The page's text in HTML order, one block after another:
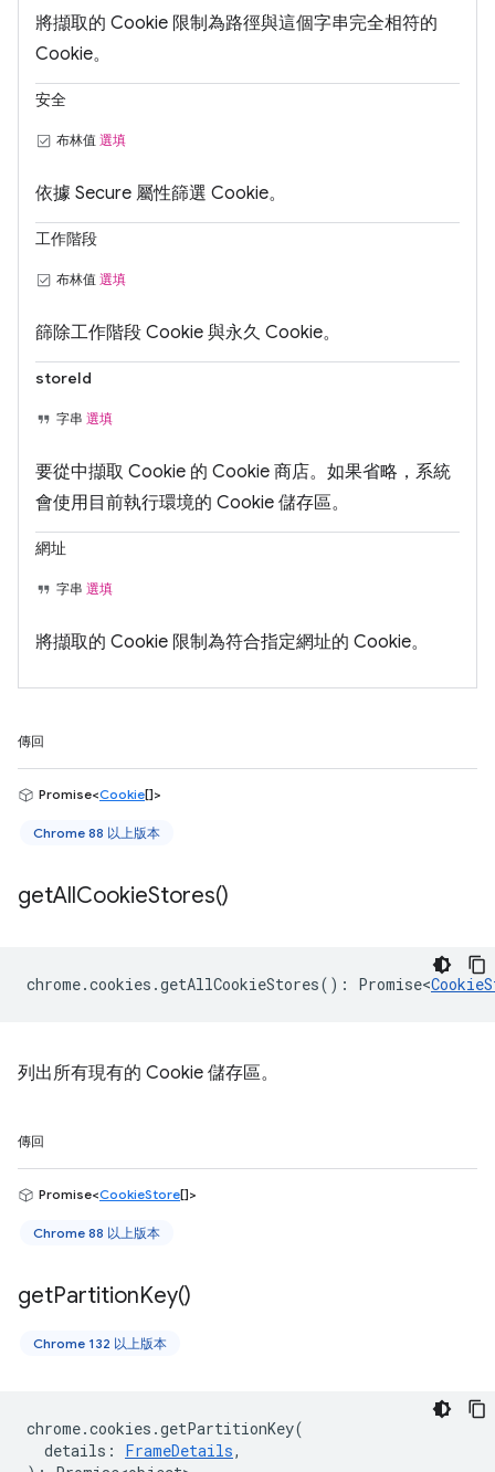
將擷取的 Cookie 限制為路徑與這個字串完全相符的
Cookie。
安全
布林值 選填
依據 Secure 屬性篩選 Cookie。
工作階段
布林值 選填
篩除工作階段 Cookie 與永久 Cookie。
storeId
字串 選填
要從中擷取 Cookie 的 Cookie 商店。如果省略，系統
會使用目前執行環境的 Cookie 儲存區。
網址
字串 選填
將擷取的 Cookie 限制為符合指定網址的 Cookie。
傳回
Promise<Cookie[]>
Chrome 88 以上版本
getAllCookieStores()
chrome.cookies .getAllCookieStores() : Promise<
列出所有現有的 Cookie 儲存區。
傳回
Promise<CookieStore[]>
Chrome 88 以上版本
getPartitionKey()
Chrome 132 以上版本
chrome.cookies .getPartitionKey(
details : FrameDetails,